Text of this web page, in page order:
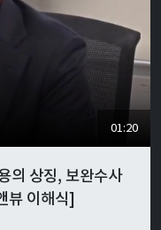
01:20
의 상징, 보완수사
뷰 이해식]